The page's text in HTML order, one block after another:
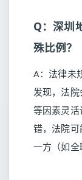
Q：深圳
殊比例？
A：法律未
发现，法
等因素灵
错，法院
一方（如全